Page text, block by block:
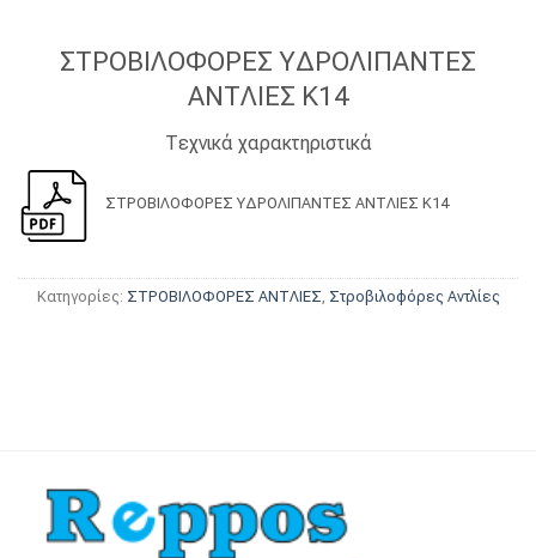
ΣΤΡΟΒΙΛΟΦΟΡΕΣ ΥΔΡΟΛΙΠΑΝΤΕΣ
ΑΝΤΛΙΕΣ Κ14
Tεχνικά χαρακτηριστικά
ΣΤΡΟΒΙΛΟΦΟΡΕΣ ΥΔΡΟΛΙΠΑΝΤΕΣ ΑΝΤΛΙΕΣ Κ14
Κατηγορίες: ΣΤΡΟΒΙΛΟΦOΡΕΣ ΑΝΤΛΙΕΣ, Στροβιλοφόρες Αντλίες